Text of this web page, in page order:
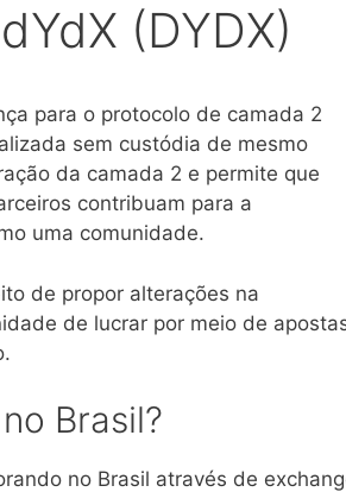
(DYDX)
para o protocolo de camada 2
sem custódia de mesmo
da camada 2 e permite que
contribuam para a
uma comunidade.
de propor alterações na
de lucrar por meio de
Brasil?
no Brasil através de